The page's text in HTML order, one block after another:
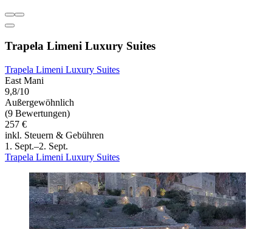
Trapela Limeni Luxury Suites
Trapela Limeni Luxury Suites
East Mani
9,8/10
Außergewöhnlich
(9 Bewertungen)
257 €
inkl. Steuern & Gebühren
1. Sept.–2. Sept.
Trapela Limeni Luxury Suites